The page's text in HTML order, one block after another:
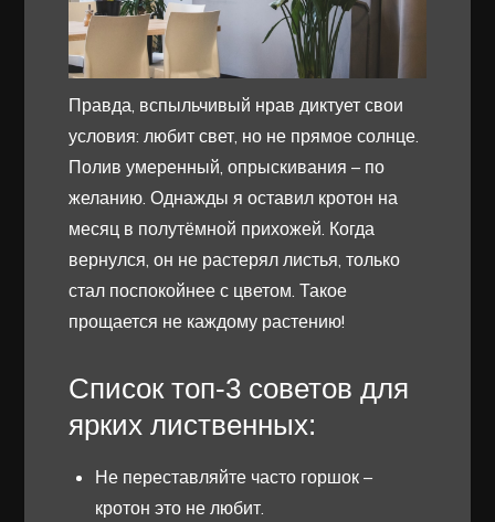
Правда, вспыльчивый нрав диктует свои
условия: любит свет, но не прямое солнце.
Полив умеренный, опрыскивания – по
желанию. Однажды я оставил кротон на
месяц в полутёмной прихожей. Когда
вернулся, он не растерял листья, только
стал поспокойнее с цветом. Такое
прощается не каждому растению!
Список топ-3 советов для
ярких лиственных:
Не переставляйте часто горшок –
кротон это не любит.